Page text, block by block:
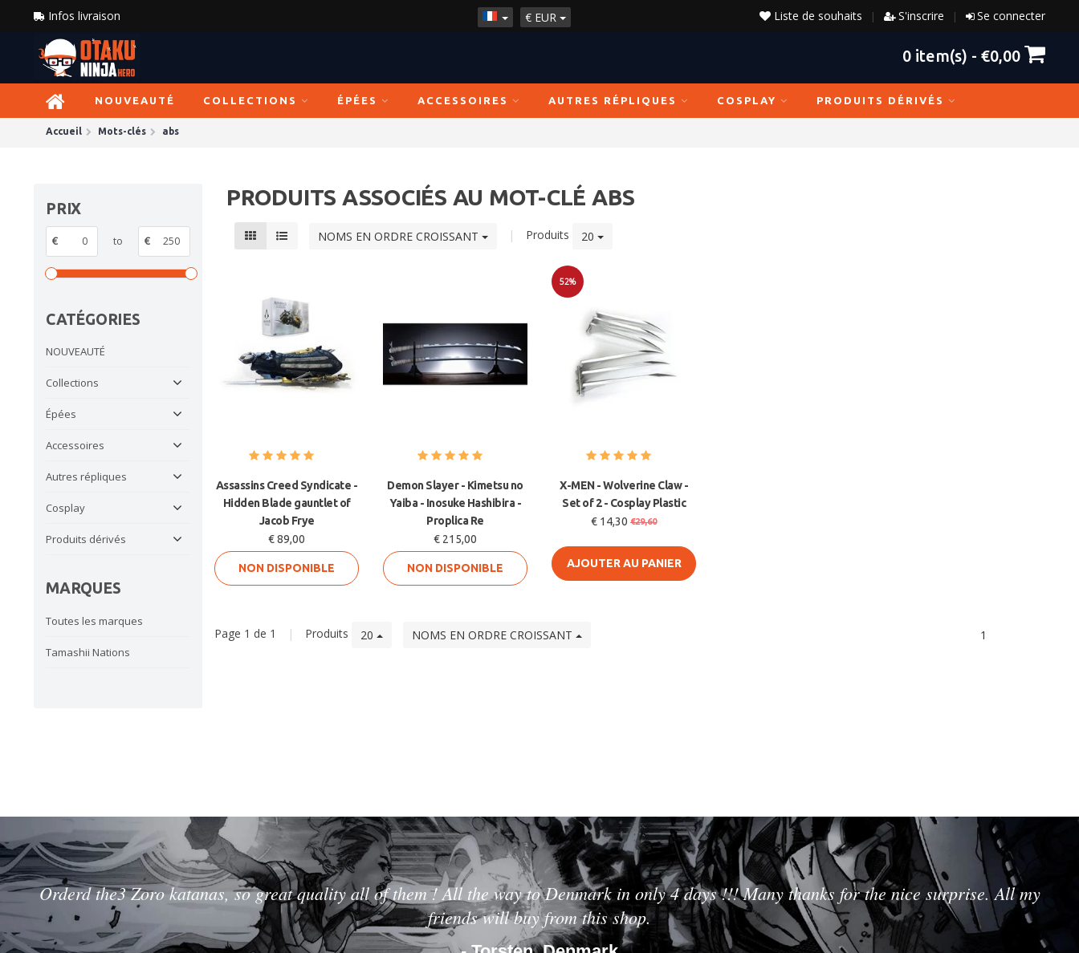
Infos livraison € EUR Se connecter
|
S'inscrire
|
Liste de souhaits
0 item(s) - €0,00
NOUVEAUTÉ COLLECTIONS ÉPÉES ACCESSOIRES AUTRES RÉPLIQUES COSPLAY PRODUITS DÉRIVÉS
Accueil Mots-clés abs
PRIX
€ to €
CATÉGORIES
NOUVEAUTÉ
Collections
Épées
Accessoires
Autres répliques
Cosplay
Produits dérivés
MARQUES
Toutes les marques
Tamashii Nations
PRODUITS ASSOCIÉS AU MOT-CLÉ ABS
NOMS EN ORDRE CROISSANT | Produits 20
Assassins Creed Syndicate -
Hidden Blade gauntlet of
Jacob Frye
€ 89,00
NON DISPONIBLE
Demon Slayer - Kimetsu no
Yaiba - Inosuke Hashibira -
Proplica Re
€ 215,00
NON DISPONIBLE
52%
X-MEN - Wolverine Claw -
Set of 2 - Cosplay Plastic
€ 14,30 €29,60
AJOUTER AU PANIER
Page 1 de 1 | Produits 20 NOMS EN ORDRE CROISSANT 1
Orderd the3 Zoro katanas, so great quality all of them ! All the way to Denmark in only 4 days !!! Many thanks for the nice surprise. All my
friends will buy from this shop.